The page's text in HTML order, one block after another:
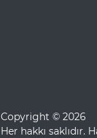
Copyright © 2026
Her hakkı saklıdır.